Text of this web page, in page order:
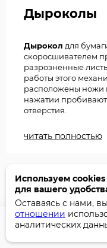
Дыроколы
Дырокол для
скоросшивателем
разрозненные
работы этого
расположены ножи
нажатии
отверстия.
– количеству
рассчитаны на 2,
либо 1),
– по форме
нужд и фигурные
читать полностью
Используем
для вашего
Оставаясь с нами,
отношении
аналитических